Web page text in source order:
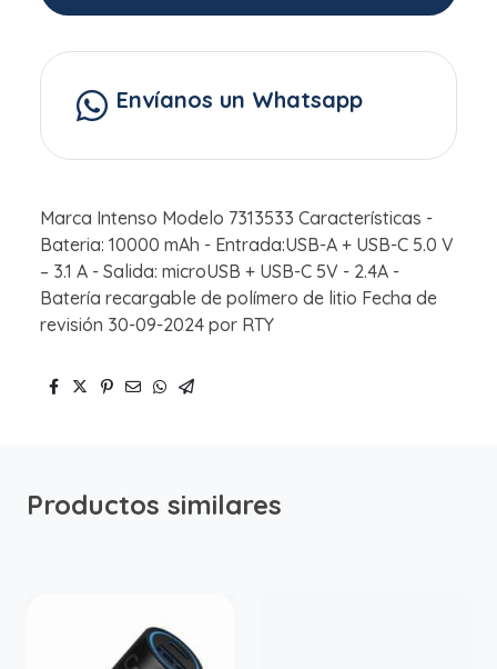
Envíanos un Whatsapp
Marca Intenso Modelo 7313533 Características -
Bateria: 10000 mAh - Entrada:USB-A + USB-C 5.0 V
– 3.1 A - Salida: microUSB + USB-C 5V - 2.4A -
Batería recargable de polímero de litio Fecha de
revisión 30-09-2024 por RTY
Productos similares